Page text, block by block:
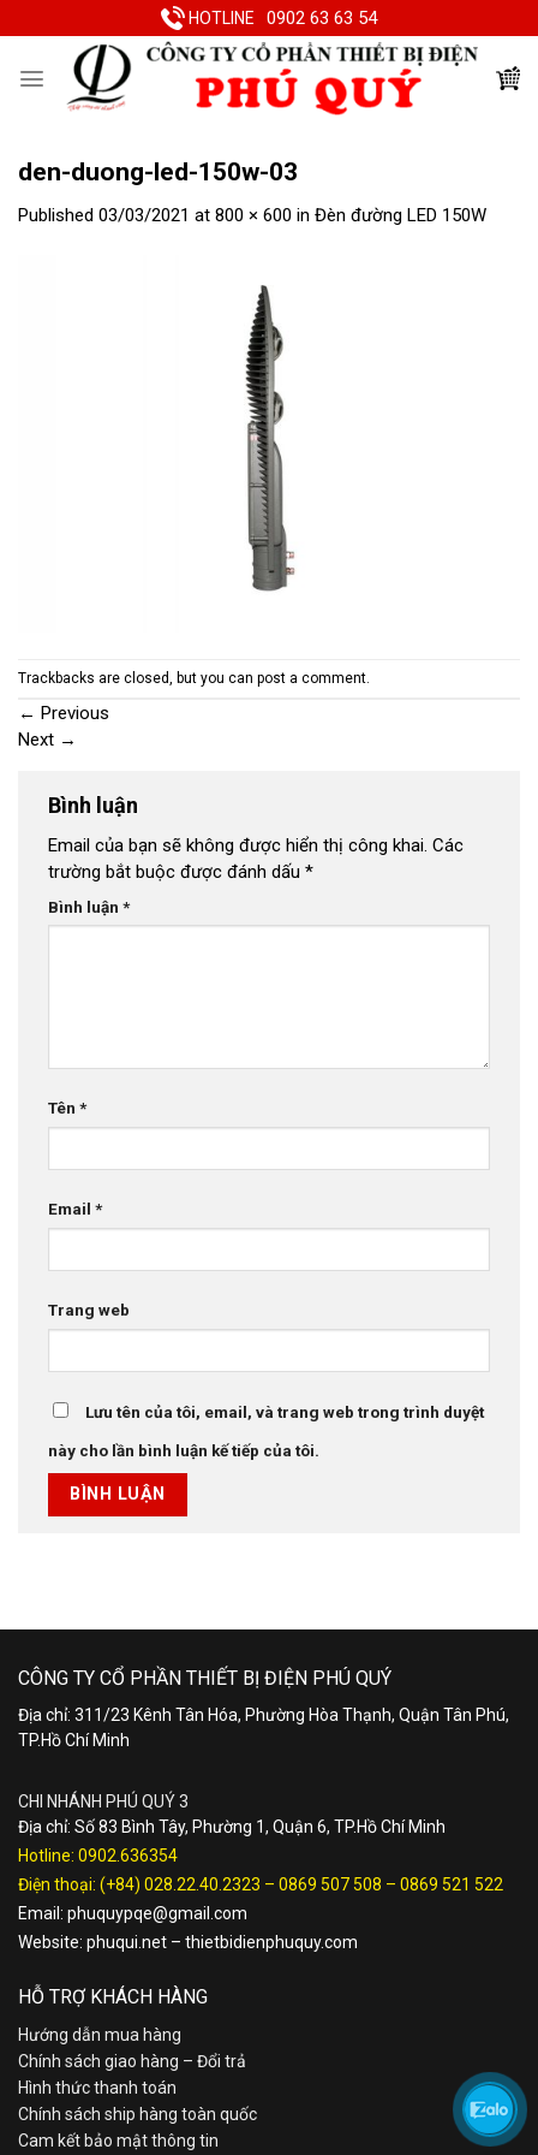
to
HOTLINE 0902 63 63 54
den-duong-led-150w-03
Published 03/03/2021 at 800 × 600 in Đèn đường LED 150W
Trackbacks are closed, but you can post a comment.
← Previous
Next →
Bình luận
Email của bạn sẽ không được hiển thị công khai. Các
trường bắt buộc được đánh dấu *
Bình luận *
Tên *
Email *
Trang web
Lưu tên của tôi, email, và trang web trong trình duyệt
này cho lần bình luận kế tiếp của tôi.
CÔNG TY CỔ PHẦN THIẾT BỊ ĐIỆN PHÚ QUÝ
Địa chỉ: 311/23 Kênh Tân Hóa, Phường Hòa Thạnh, Quận Tân Phú,
TP.Hồ Chí Minh
CHI NHÁNH PHÚ QUÝ 3
Địa chỉ: Số 83 Bình Tây, Phường 1, Quận 6, TP.Hồ Chí Minh
Hotline: 0902.636354
Điện thoại: (+84) 028.22.40.2323 – 0869 507 508 – 0869 521 522
Email: phuquypqe@gmail.com
Website: phuqui.net – thietbidienphuquy.com
HỖ TRỢ KHÁCH HÀNG
Hướng dẫn mua hàng
Chính sách giao hàng – Đổi trả
Hình thức thanh toán
Chính sách ship hàng toàn quốc
Cam kết bảo mật thông tin